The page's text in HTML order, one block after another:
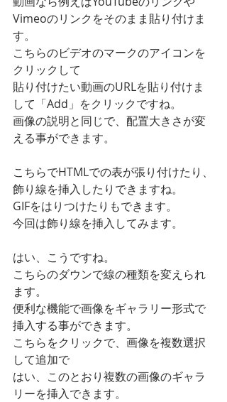
Vimeoのリンクをそのまま貼り付けま
す。
こちらのビデオのマークのアイコンを
クリックして
貼り付けたい動画のURLを貼り付けま
して「Add」をクリックですね。
画像の説明と同じで、配置大きさが変
える事ができます。
こちらでHTMLでの表が張り付けたり、
飾り線を挿入したりできますね。
GIFをはりつけたりもできます。
今回は飾り線を挿入してみます。
はい、こうですね。
こちらのダウンで線の種類を変えられ
ます。
便利な機能で画像をギャラリー形式で
挿入する事ができます。
こちらをクリックで、画像を複数選択
して追加で
はい、このとおり複数の画像のギャラ
リーを挿入できます。